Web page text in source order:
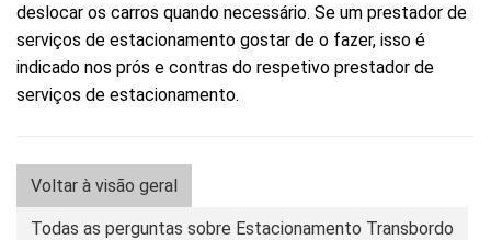
deslocar os carros quando necessário. Se um prestador de
serviços de estacionamento gostar de o fazer, isso é
indicado nos prós e contras do respetivo prestador de
serviços de estacionamento.
Voltar à visão geral
Todas as perguntas sobre Estacionamento Transbordo